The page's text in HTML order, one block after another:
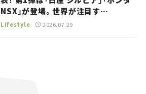
NSX」が登場。世界が注目す
る“JDM”に焦点【クルマとホビー】
Lifestyle 2026.07.29